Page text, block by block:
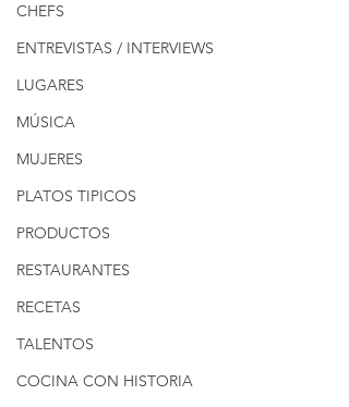
CHEFS
ENTREVISTAS / INTERVIEWS
LUGARES
MÚSICA
MUJERES
PLATOS TIPICOS
PRODUCTOS
RESTAURANTES
RECETAS
TALENTOS
COCINA CON HISTORIA